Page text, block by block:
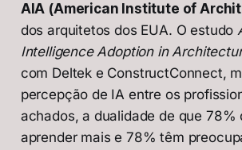
AIA (American Institute of
dos arquitetos dos EUA. O estudo
Intelligence Adoption in
com Deltek e ConstructConnect,
percepção de IA entre os
achados, a dualidade de que 78%
aprender mais e 78% têm